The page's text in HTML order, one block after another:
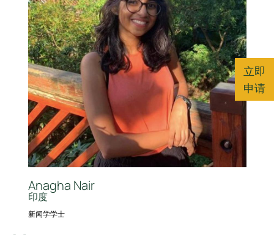
Anagha Nair
印度
新闻学学士
立即
申请